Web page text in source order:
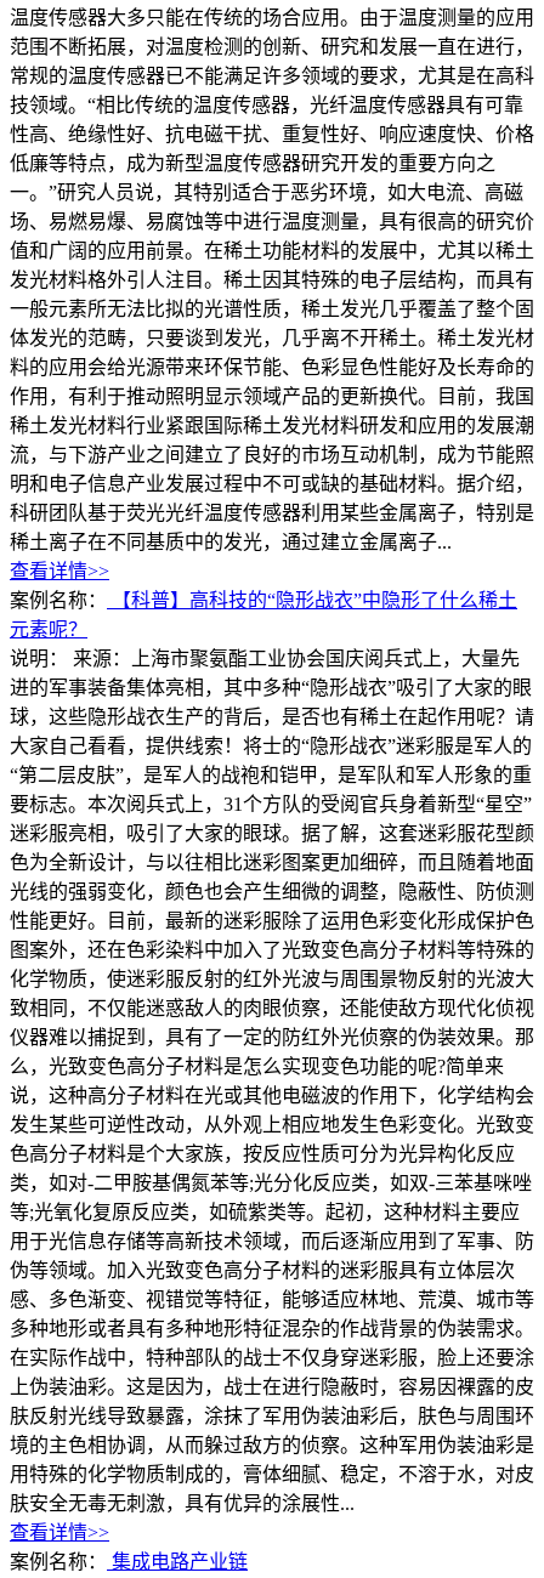
温度传感器大多只能在传统的场合应用。由于温度测量的应用
范围不断拓展，对温度检测的创新、研究和发展一直在进行，
常规的温度传感器已不能满足许多领域的要求，尤其是在高科
技领域。“相比传统的温度传感器，光纤温度传感器具有可靠
性高、绝缘性好、抗电磁干扰、重复性好、响应速度快、价格
低廉等特点，成为新型温度传感器研究开发的重要方向之
一。”研究人员说，其特别适合于恶劣环境，如大电流、高磁
场、易燃易爆、易腐蚀等中进行温度测量，具有很高的研究价
值和广阔的应用前景。在稀土功能材料的发展中，尤其以稀土
发光材料格外引人注目。稀土因其特殊的电子层结构，而具有
一般元素所无法比拟的光谱性质，稀土发光几乎覆盖了整个固
体发光的范畴，只要谈到发光，几乎离不开稀土。稀土发光材
料的应用会给光源带来环保节能、色彩显色性能好及长寿命的
作用，有利于推动照明显示领域产品的更新换代。目前，我国
稀土发光材料行业紧跟国际稀土发光材料研发和应用的发展潮
流，与下游产业之间建立了良好的市场互动机制，成为节能照
明和电子信息产业发展过程中不可或缺的基础材料。据介绍，
科研团队基于荧光光纤温度传感器利用某些金属离子，特别是
稀土离子在不同基质中的发光，通过建立金属离子...
查看详情>>
案例名称：
【科普】高科技的“隐形战衣”中隐形了什么稀土
元素呢？
说明：
来源：上海市聚氨酯工业协会国庆阅兵式上，大量先
进的军事装备集体亮相，其中多种“隐形战衣”吸引了大家的眼
球，这些隐形战衣生产的背后，是否也有稀土在起作用呢？请
大家自己看看，提供线索！将士的“隐形战衣”迷彩服是军人的
“第二层皮肤”，是军人的战袍和铠甲，是军队和军人形象的重
要标志。本次阅兵式上，31个方队的受阅官兵身着新型“星空”
迷彩服亮相，吸引了大家的眼球。据了解，这套迷彩服花型颜
色为全新设计，与以往相比迷彩图案更加细碎，而且随着地面
光线的强弱变化，颜色也会产生细微的调整，隐蔽性、防侦测
性能更好。目前，最新的迷彩服除了运用色彩变化形成保护色
图案外，还在色彩染料中加入了光致变色高分子材料等特殊的
化学物质，使迷彩服反射的红外光波与周围景物反射的光波大
致相同，不仅能迷惑敌人的肉眼侦察，还能使敌方现代化侦视
仪器难以捕捉到，具有了一定的防红外光侦察的伪装效果。那
么，光致变色高分子材料是怎么实现变色功能的呢?简单来
说，这种高分子材料在光或其他电磁波的作用下，化学结构会
发生某些可逆性改动，从外观上相应地发生色彩变化。光致变
色高分子材料是个大家族，按反应性质可分为光异构化反应
类，如对-二甲胺基偶氮苯等;光分化反应类，如双-三苯基咪唑
等;光氧化复原反应类，如硫紫类等。起初，这种材料主要应
用于光信息存储等高新技术领域，而后逐渐应用到了军事、防
伪等领域。加入光致变色高分子材料的迷彩服具有立体层次
感、多色渐变、视错觉等特征，能够适应林地、荒漠、城市等
多种地形或者具有多种地形特征混杂的作战背景的伪装需求。
在实际作战中，特种部队的战士不仅身穿迷彩服，脸上还要涂
上伪装油彩。这是因为，战士在进行隐蔽时，容易因裸露的皮
肤反射光线导致暴露，涂抹了军用伪装油彩后，肤色与周围环
境的主色相协调，从而躲过敌方的侦察。这种军用伪装油彩是
用特殊的化学物质制成的，膏体细腻、稳定，不溶于水，对皮
肤安全无毒无刺激，具有优异的涂展性...
查看详情>>
案例名称：
集成电路产业链